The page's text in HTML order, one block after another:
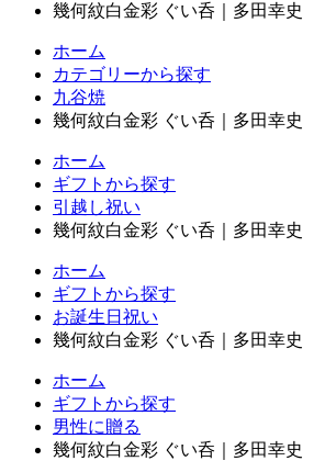
幾何紋白金彩 ぐい呑｜多田幸史
ホーム
カテゴリーから探す
九谷焼
幾何紋白金彩 ぐい呑｜多田幸史
ホーム
ギフトから探す
引越し祝い
幾何紋白金彩 ぐい呑｜多田幸史
ホーム
ギフトから探す
お誕生日祝い
幾何紋白金彩 ぐい呑｜多田幸史
ホーム
ギフトから探す
男性に贈る
幾何紋白金彩 ぐい呑｜多田幸史